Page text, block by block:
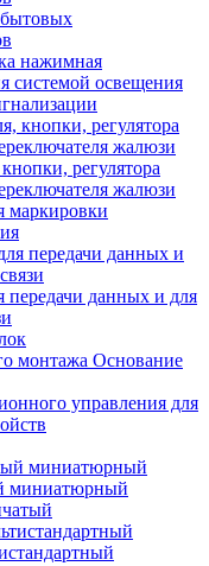
нажимная
системой освещения
регулятора
жалюзи
маркировки
передачи данных и для
Основание
управления для
миниатюрный